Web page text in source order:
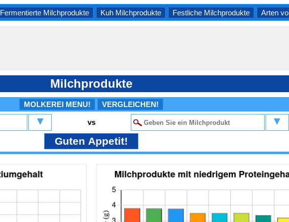
Fermentierte Milchprodukte Kuh Milchprodukte Festliche Milchprodukte Arten
Milchprodukte
MOLKEREI MENU! VERGLEICHEN!
▼ vs ▼